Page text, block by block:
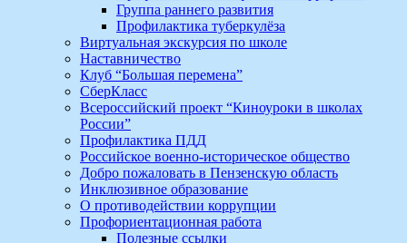
Группа раннего развития
Профилактика туберкулёза
Виртуальная экскурсия по школе
Наставничество
Клуб “Большая перемена”
СберКласс
Всероссийский проект “Киноуроки в школах
России”
Профилактика ПДД
Российское военно-историческое общество
Добро пожаловать в Пензенскую область
Инклюзивное образование
О противодействии коррупции
Профориентационная работа
Полезные ссылки